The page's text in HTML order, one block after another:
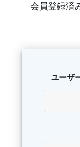
会員登録済
ユーザ